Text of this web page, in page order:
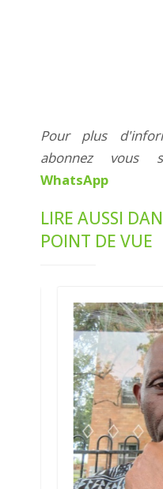
Pour plus
abonnez
WhatsApp
LIRE AUSSI
POINT DE VUE